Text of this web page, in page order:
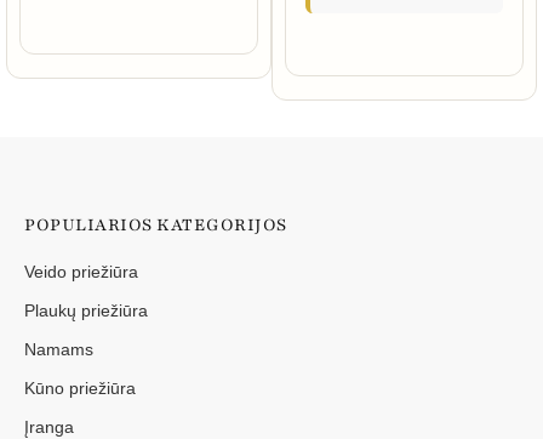
POPULIARIOS KATEGORIJOS
Veido priežiūra
Plaukų priežiūra
Namams
Kūno priežiūra
Įranga